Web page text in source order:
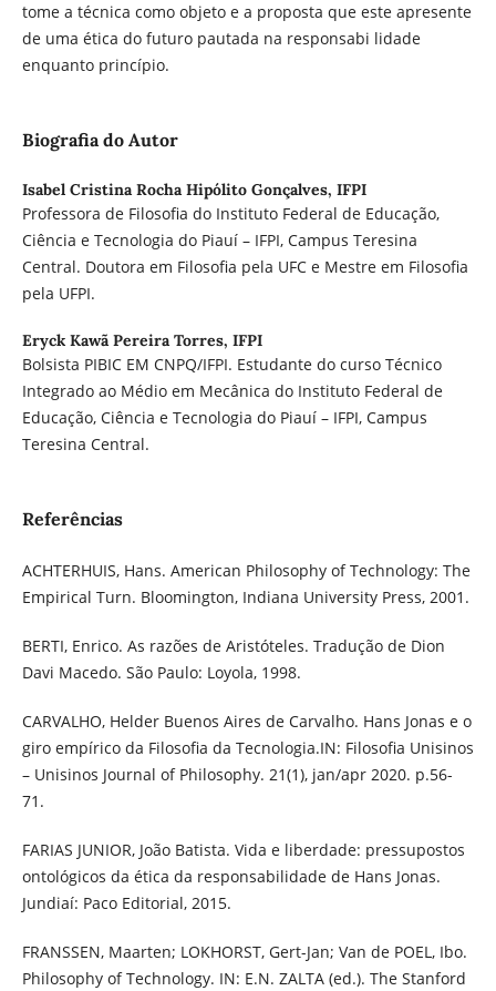
tome a técnica como objeto e a proposta que este apresente
de uma ética do futuro pautada na responsabi lidade
enquanto princípio.
Biografia do Autor
Isabel Cristina Rocha Hipólito Gonçalves, IFPI
Professora de Filosofia do Instituto Federal de Educação,
Ciência e Tecnologia do Piauí – IFPI, Campus Teresina
Central. Doutora em Filosofia pela UFC e Mestre em Filosofia
pela UFPI.
Eryck Kawã Pereira Torres, IFPI
Bolsista PIBIC EM CNPQ/IFPI. Estudante do curso Técnico
Integrado ao Médio em Mecânica do Instituto Federal de
Educação, Ciência e Tecnologia do Piauí – IFPI, Campus
Teresina Central.
Referências
ACHTERHUIS, Hans. American Philosophy of Technology: The
Empirical Turn. Bloomington, Indiana University Press, 2001.
BERTI, Enrico. As razões de Aristóteles. Tradução de Dion
Davi Macedo. São Paulo: Loyola, 1998.
CARVALHO, Helder Buenos Aires de Carvalho. Hans Jonas e o
giro empírico da Filosofia da Tecnologia.IN: Filosofia Unisinos
– Unisinos Journal of Philosophy. 21(1), jan/apr 2020. p.56-
71.
FARIAS JUNIOR, João Batista. Vida e liberdade: pressupostos
ontológicos da ética da responsabilidade de Hans Jonas.
Jundiaí: Paco Editorial, 2015.
FRANSSEN, Maarten; LOKHORST, Gert-Jan; Van de POEL, Ibo.
Philosophy of Technology. IN: E.N. ZALTA (ed.). The Stanford